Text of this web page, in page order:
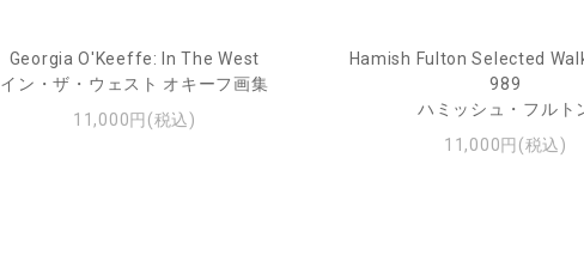
Georgia O'Keeffe: In The West
イン・ザ・ウェスト オキーフ画集
11,000円(税込)
Hamish Fulton Selected
989
ハミッシュ・フルト
11,000円(税込)